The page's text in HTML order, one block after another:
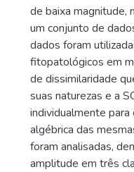
de baixa magnitude,
um conjunto de
dados foram
fitopatológicos em
de dissimilaridade
suas naturezas e a
individualmente
algébrica das
foram analisadas,
amplitude em três